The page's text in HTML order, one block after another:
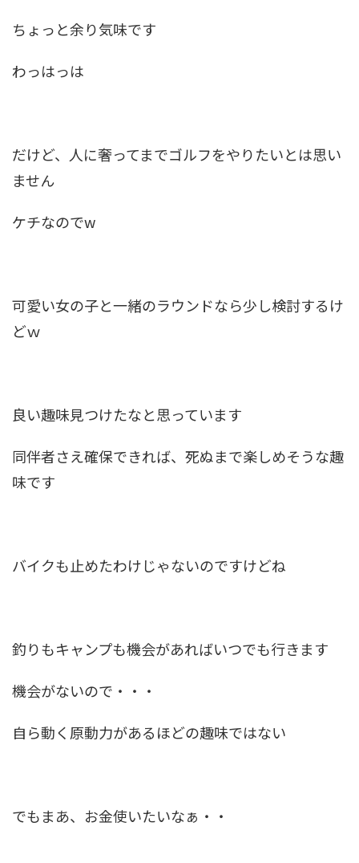
ちょっと余り気味です
わっはっは
だけど、人に奢ってまでゴルフをやりたいとは思い
ません
ケチなのでw
可愛い女の子と一緒のラウンドなら少し検討するけ
どｗ
良い趣味見つけたなと思っています
同伴者さえ確保できれば、死ぬまで楽しめそうな趣
味です
バイクも止めたわけじゃないのですけどね
釣りもキャンプも機会があればいつでも行きます
機会がないので・・・
自ら動く原動力があるほどの趣味ではない
でもまあ、お金使いたいなぁ・・